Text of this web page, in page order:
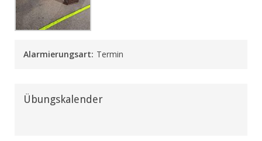
Alarmierungsart: Termin
Übungskalender